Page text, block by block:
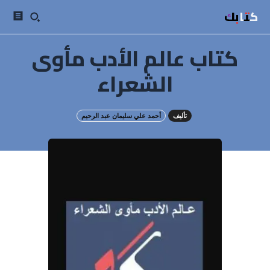
كتابك
كتاب عالم الأدب مأوى
الشعراء
تأليف أحمد علي سليمان عبد الرحيم